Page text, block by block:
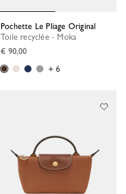
Pochette Le Pliage Original
Toile recyclée - Moka
€ 90,00
+ 6